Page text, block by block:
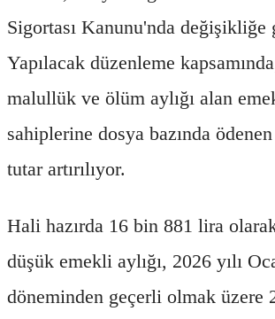
Sigortası Kanunu'nda değişikliğe
Yapılacak düzenleme
malullük ve ölüm aylığı alan
sahiplerine dosya bazında
tutar artırılıyor.
Hali hazırda 16 bin 881 lira
düşük emekli aylığı, 2026 yılı
döneminden geçerli olmak üzere